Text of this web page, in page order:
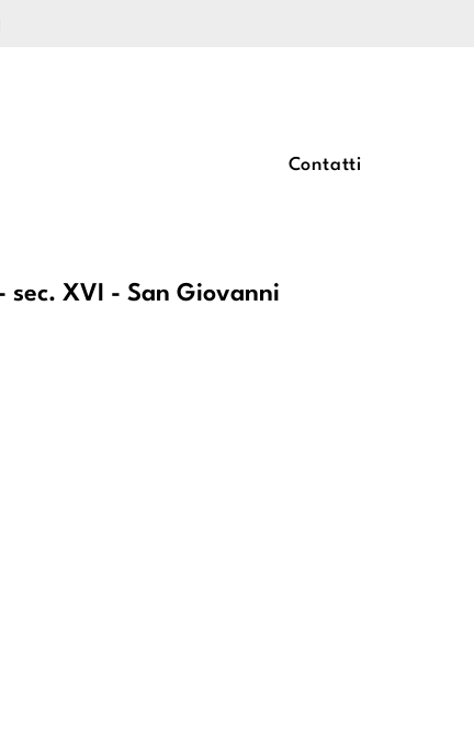
Contatti
sec. XVI - San Giovanni